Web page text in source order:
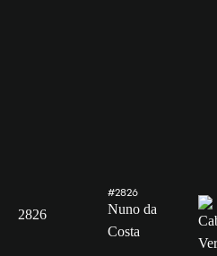
2826
#2826
Nuno da
Costa